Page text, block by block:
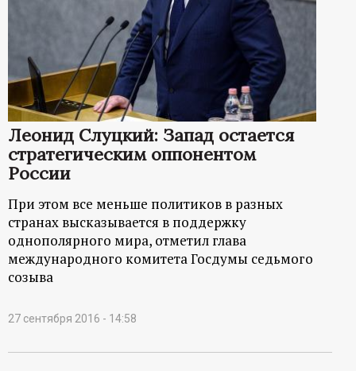
а
л
Леонид Слуцкий: Запад остается
стратегическим оппонентом
России
При этом все меньше политиков в разных
странах высказывается в поддержку
однополярного мира, отметил глава
международного комитета Госдумы седьмого
созыва
27 сентября 2016 - 14:58